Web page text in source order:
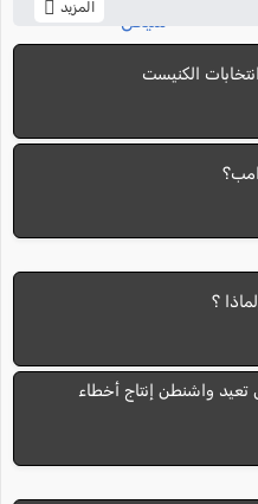
المزيد
الكنيست
؟
تعيد واشنطن إنتاج أخطاء